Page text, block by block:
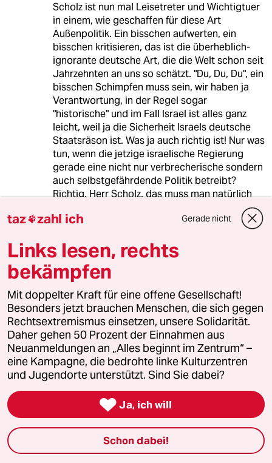
Scholz ist nun mal Leisetreter und Wichtigtuer
in einem, wie geschaffen für diese Art
Außenpolitik. Ein bisschen aufwerten, ein
bisschen kritisieren, das ist die überheblich-
ignorante deutsche Art, die die Welt schon seit
Jahrzehnten an uns so schätzt. "Du, Du, Du", ein
bisschen Schimpfen muss sein, wir haben ja
Verantwortung, in der Regel sogar
"historische" und im Fall Israel ist alles ganz
leicht, weil ja die Sicherheit Israels deutsche
Staatsräson ist. Was ja auch richtig ist! Nur was
tun, wenn die jetzige israelische Regierung
gerade eine nicht nur verbrecherische sondern
auch selbstgefährdende Politik betreibt?
Richtig, Herr Scholz, das muss man natürlich
Schulter klopfen lassen für den Mut. Aber gut,
machen sowieso die USA, die israelische
Opposition wird von Deutschland auch nicht
viel mehr erwartet haben, was bleibt ist
hauptsächlich ein schlechter Geschmack im
Mund und die Bestätigung, dass man mit
Deutschland international einfach nicht
rechnen kann.
M Mustardmaster
17.03.2023,07:08 Uhr
"Auch wenn das in Deutschland manchen
schwerfällt: Wer seine Solidarität mit der
israelischen Demokratie zeigen will, muss diese
Regierung international isolieren.
taz zahl ich Gerade nicht
Links lesen, rechts
bekämpfen
Mit doppelter Kraft für eine offene Gesellschaft!
Besonders jetzt brauchen Menschen, die sich gegen
Rechtsextremismus einsetzen, unsere Solidarität.
Daher gehen 50 Prozent der Einnahmen aus
Neuanmeldungen an „Alles beginnt im Zentrum“ –
eine Kampagne, die bedrohte linke Kulturzentren
und Jugendorte unterstützt. Sind Sie dabei?
 Ja, ich will
Schon dabei!